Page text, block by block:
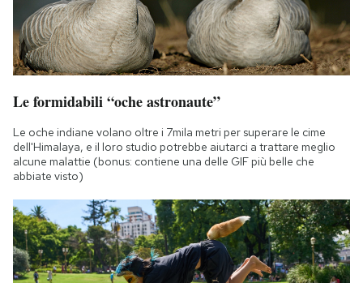
Le formidabili “oche astronaute”
Le oche indiane volano oltre i 7mila metri per superare le cime
dell'Himalaya, e il loro studio potrebbe aiutarci a trattare meglio
alcune malattie (bonus: contiene una delle GIF più belle che
abbiate visto)